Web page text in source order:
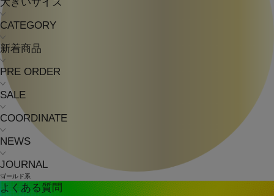
CATEGORY
新着商品
PRE ORDER
SALE
COORDINATE
NEWS
JOURNAL
よくある質問
ゴールド系